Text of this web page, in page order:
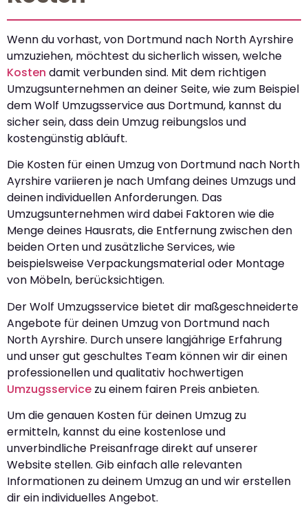
Wenn du vorhast, von Dortmund nach North Ayrshire
umzuziehen, möchtest du sicherlich wissen, welche
Kosten damit verbunden sind. Mit dem richtigen
Umzugsunternehmen an deiner Seite, wie zum Beispiel
dem Wolf Umzugsservice aus Dortmund, kannst du
sicher sein, dass dein Umzug reibungslos und
kostengünstig abläuft.
Die Kosten für einen Umzug von Dortmund nach North
Ayrshire variieren je nach Umfang deines Umzugs und
deinen individuellen Anforderungen. Das
Umzugsunternehmen wird dabei Faktoren wie die
Menge deines Hausrats, die Entfernung zwischen den
beiden Orten und zusätzliche Services, wie
beispielsweise Verpackungsmaterial oder Montage
von Möbeln, berücksichtigen.
Der Wolf Umzugsservice bietet dir maßgeschneiderte
Angebote für deinen Umzug von Dortmund nach
North Ayrshire. Durch unsere langjährige Erfahrung
und unser gut geschultes Team können wir dir einen
professionellen und qualitativ hochwertigen
Umzugsservice zu einem fairen Preis anbieten.
Um die genauen Kosten für deinen Umzug zu
ermitteln, kannst du eine kostenlose und
unverbindliche Preisanfrage direkt auf unserer
Website stellen. Gib einfach alle relevanten
Informationen zu deinem Umzug an und wir erstellen
dir ein individuelles Angebot.